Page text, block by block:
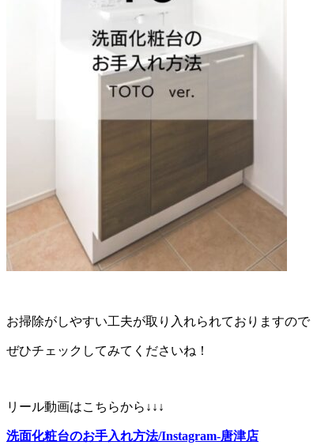
お掃除がしやすい工夫が取り入れられておりますので
ぜひチェックしてみてくださいね！
リール動画はこちらから↓↓↓
洗面化粧台のお手入れ方法/Instagram-唐津店